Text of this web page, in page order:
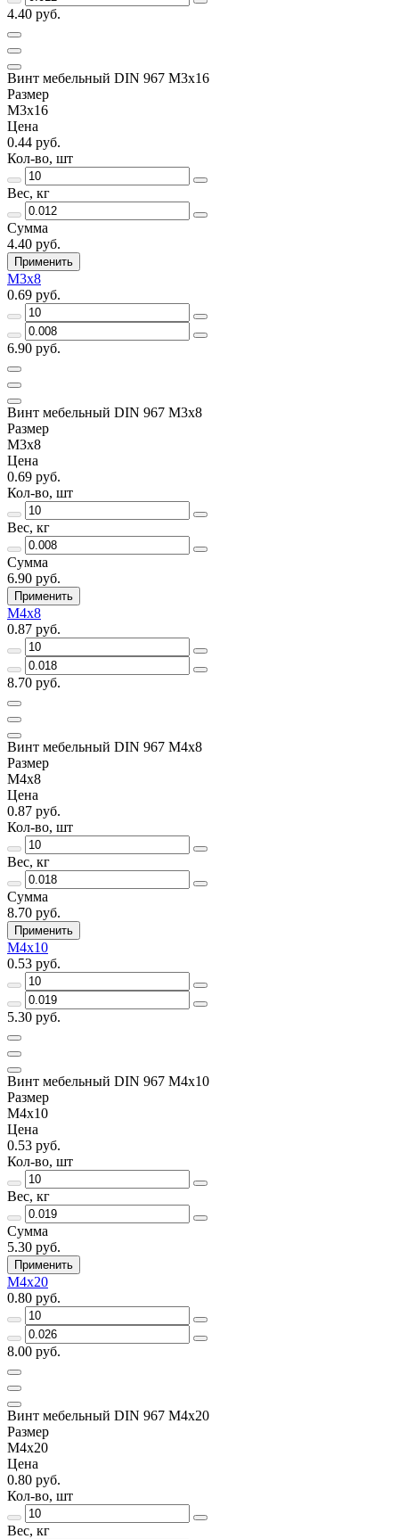
4.40 руб.
Винт мебельный DIN 967 М3х16
Размер
М3х16
Цена
0.44 руб.
Кол-во, шт
Вес, кг
Сумма
4.40 руб.
Применить
М3х8
0.69 руб.
6.90 руб.
Винт мебельный DIN 967 М3х8
Размер
М3х8
Цена
0.69 руб.
Кол-во, шт
Вес, кг
Сумма
6.90 руб.
Применить
М4х8
0.87 руб.
8.70 руб.
Винт мебельный DIN 967 М4х8
Размер
М4х8
Цена
0.87 руб.
Кол-во, шт
Вес, кг
Сумма
8.70 руб.
Применить
M4x10
0.53 руб.
5.30 руб.
Винт мебельный DIN 967 M4x10
Размер
M4x10
Цена
0.53 руб.
Кол-во, шт
Вес, кг
Сумма
5.30 руб.
Применить
M4x20
0.80 руб.
8.00 руб.
Винт мебельный DIN 967 M4x20
Размер
M4x20
Цена
0.80 руб.
Кол-во, шт
Вес, кг